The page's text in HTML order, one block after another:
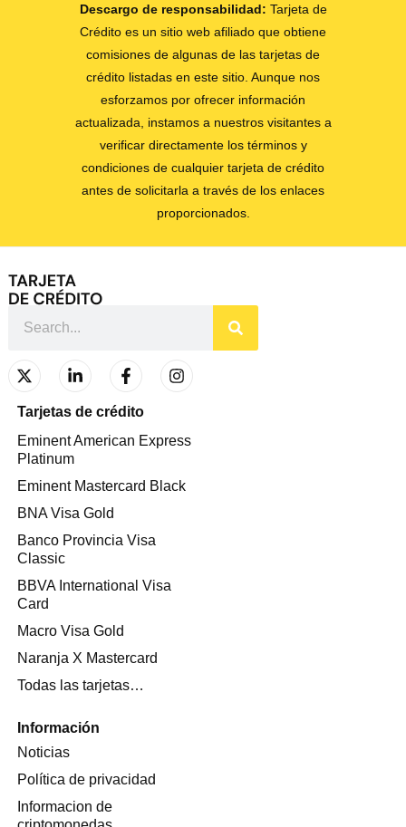
Descargo de responsabilidad: Tarjeta de
Crédito es un sitio web afiliado que obtiene
comisiones de algunas de las tarjetas de
crédito listadas en este sitio. Aunque nos
esforzamos por ofrecer información
actualizada, instamos a nuestros visitantes a
verificar directamente los términos y
condiciones de cualquier tarjeta de crédito
antes de solicitarla a través de los enlaces
proporcionados.
Tarjetas de crédito
Eminent American Express
Platinum
Eminent Mastercard Black
BNA Visa Gold
Banco Provincia Visa
Classic
BBVA International Visa
Card
Macro Visa Gold
Naranja X Mastercard
Todas las tarjetas…
Información
Noticias
Política de privacidad
Informacion de